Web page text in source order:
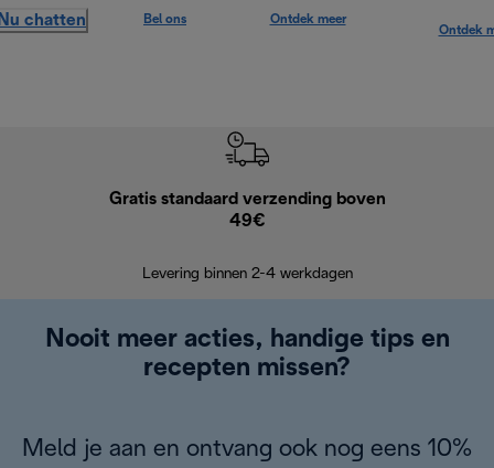
chatten Bel ons Ontdek meer
Ontdek
Gratis standaard verzending boven
49€
Levering binnen 2-4 werkdagen
Nooit meer acties, handige tips en
recepten missen?
Meld je aan en ontvang ook nog eens 10%